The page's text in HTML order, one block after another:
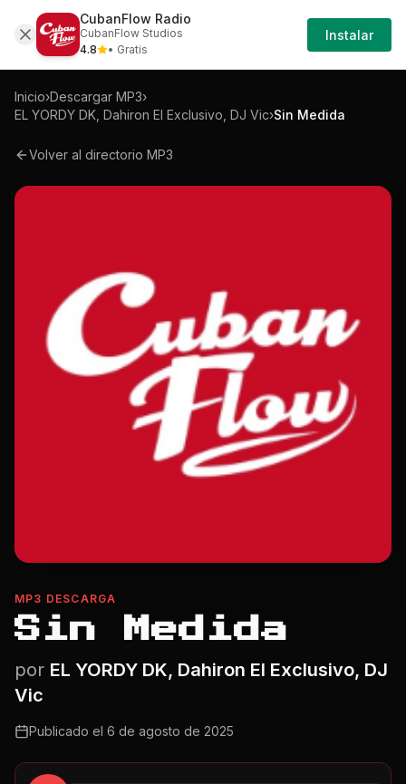
Mp3 El-yordy-dk-dahiron-el-exclusivo-dj-vic-
Iniciar
Sesión
Inicio›Descargar MP3›
EL YORDY DK, Dahiron El Exclusivo, DJ Vic›Sin Medida
Volver al directorio MP3
MP3 DESCARGA
Sin Medida
por EL YORDY DK, Dahiron El Exclusivo, DJ
Vic
Publicado el 6 de agosto de 2025
CubanFlow Radio
CubanFlow Studios
4.8
• Gratis
Instalar